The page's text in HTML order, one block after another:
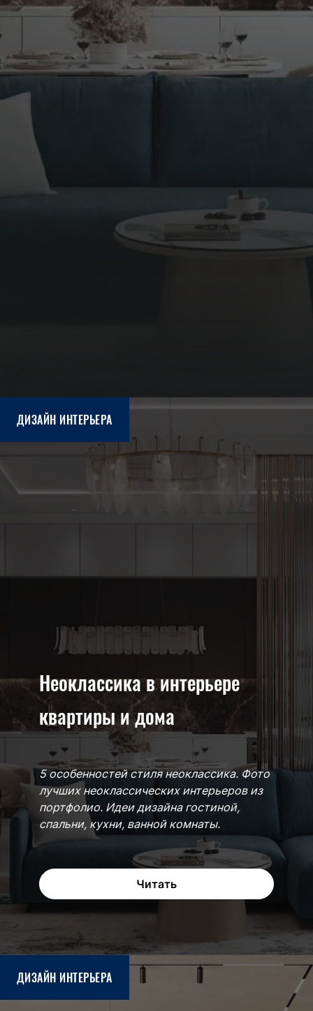
Неоклассика в интерьере
квартиры и дома
5 особенностей стиля неоклассика. Фото
лучших неоклассических интерьеров из
портфолио. Идеи дизайна гостиной,
спальни, кухни, ванной комнаты.
Читать
ДИЗАЙН ИНТЕРЬЕРА
ДИЗАЙН ИНТЕРЬЕРА